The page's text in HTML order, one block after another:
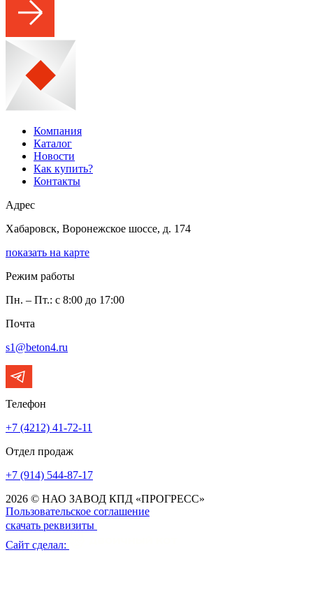
Компания
Каталог
Новости
Как купить?
Контакты
Адрес
Хабаровск, Воронежское шоссе, д. 174
показать на карте
Режим работы
Пн. – Пт.: с 8:00 до 17:00
Почта
s1@beton4.ru
Телефон
+7 (4212) 41-72-11
Отдел продаж
+7 (914) 544-87-17
2026 © НАО ЗАВОД КПД «ПРОГРЕСС»
Пользовательское соглашение
скачать реквизиты
Сайт сделал: